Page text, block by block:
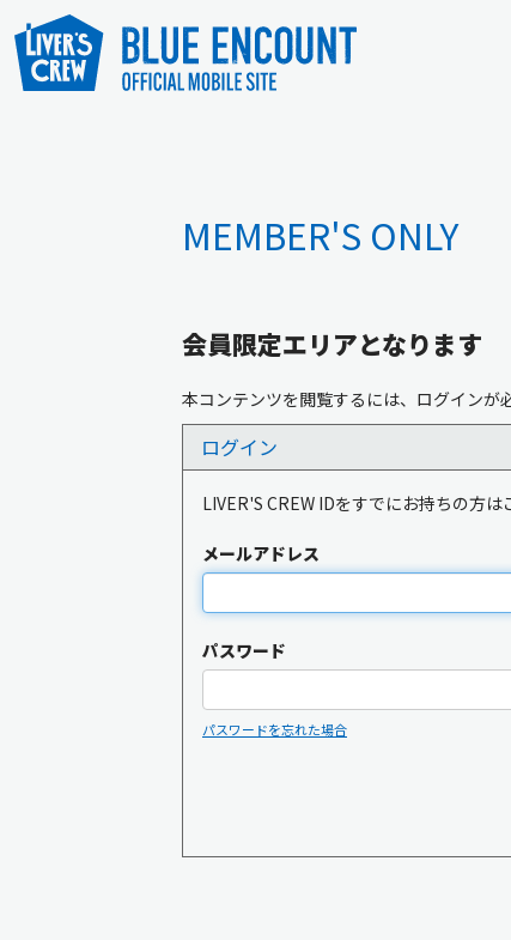
MEMBER'S ONLY
会員限定エリアとなります
本コンテンツを閲覧するには、ログインが
ログイン
LIVER'S CREW IDをすでにお持ちの方は
メールアドレス
パスワード
パスワードを忘れた場合